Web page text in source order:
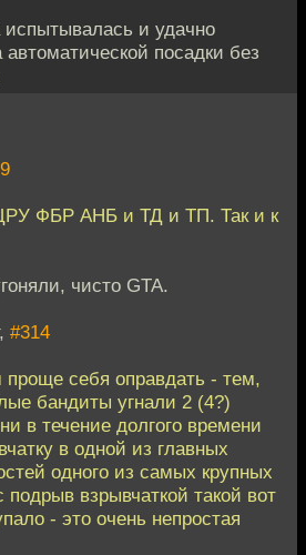
и удачно
посадки без
ФБР АНБ и ТД и ТП. Так и к
чисто GTA.
#314
себя оправдать - тем,
бандиты угнали 2 (4?)
в течение долгого времени
в одной из главных
одного из самых крупных
взрывчаткой такой вот
- это очень непростая